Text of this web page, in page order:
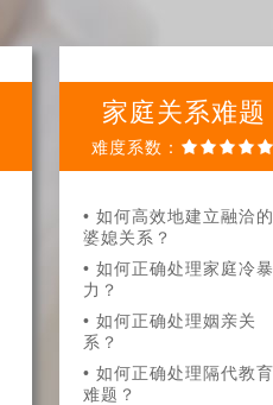
家庭关系难题
难度系数：
• 如何高效地建立融洽
婆媳关系？
• 如何正确处理家庭冷
力？
• 如何正确处理姻亲关
系？
• 如何正确处理隔代教
难题？